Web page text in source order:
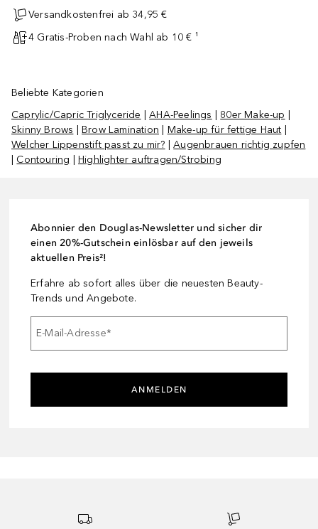
Versandkostenfrei ab 34,95 €
4 Gratis-Proben nach Wahl ab 10 € ¹
Beliebte Kategorien
Caprylic/Capric Triglyceride |AHA-Peelings 80er Make-up
Skinny Brows |Brow Lamination Make-up für fettige Haut
Welcher Lippenstift passt zu mir? |Augenbrauen richtig zupfen
Contouring |Highlighter auftragen/Strobing
Abonnier den Douglas-Newsletter und sicher dir
einen 20%-Gutschein einlösbar auf den jeweils
aktuellen Preis²!
Erfahre ab sofort alles über die neuesten Beauty-
Trends und Angebote.
E-Mail-Adresse*
ANMELDEN